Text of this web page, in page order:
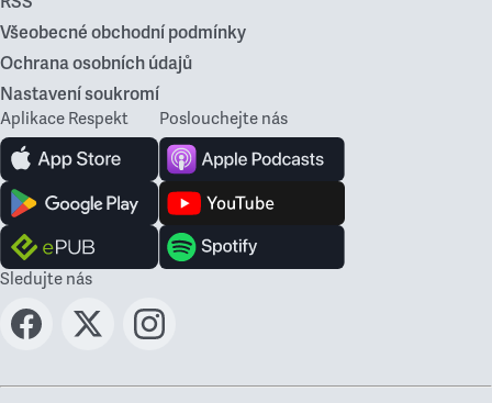
Všeobecné obchodní podmínky
Ochrana osobních údajů
Nastavení soukromí
Aplikace Respekt Poslouchejte nás
Sledujte nás